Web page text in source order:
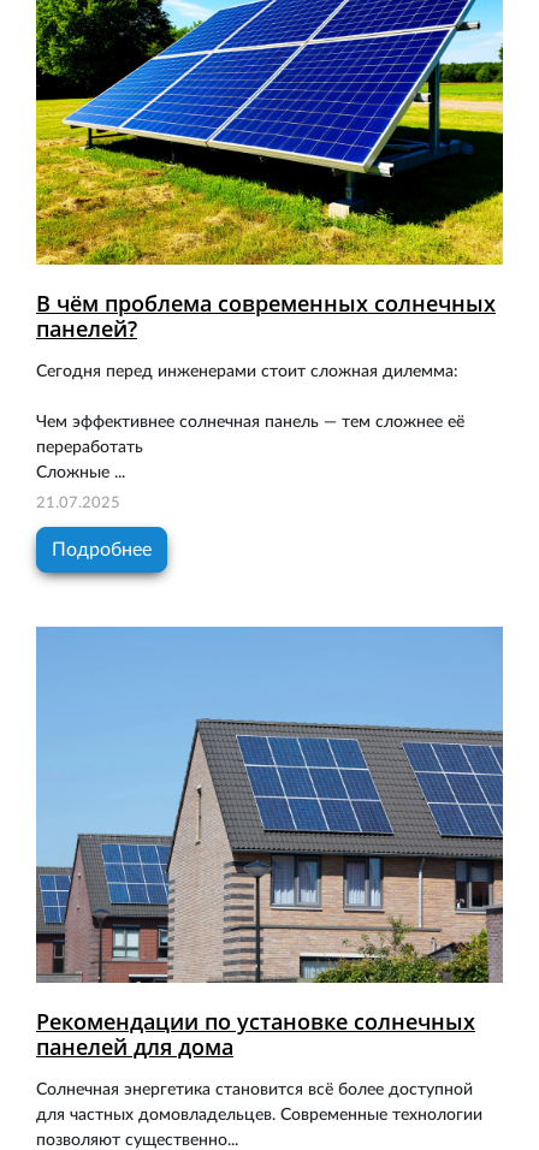
В чём проблема современных солнечных
панелей?
Сегодня перед инженерами стоит сложная дилемма:
Чем эффективнее солнечная панель — тем сложнее её
переработать
Сложные ...
21.07.2025
Подробнее
Рекомендации по установке солнечных
панелей для дома
Солнечная энергетика становится всё более доступной
для частных домовладельцев. Современные технологии
позволяют существенно...